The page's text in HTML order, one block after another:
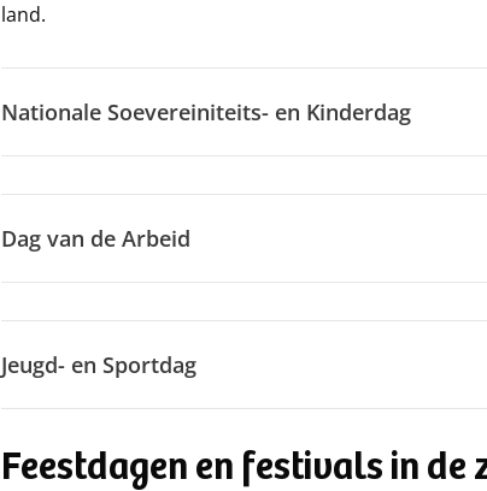
land.
Nationale Soevereiniteits- en Kinderdag
Dag van de Arbeid
Jeugd- en Sportdag
Feestdagen en festivals in de